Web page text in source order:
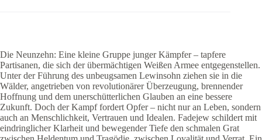
Die Neunzehn: Eine kleine Gruppe junger Kämpfer – tapfere
Partisanen, die sich der übermächtigen Weißen Armee entgegenstellen.
Unter der Führung des unbeugsamen Lewinsohn ziehen sie in die
Wälder, angetrieben von revolutionärer Überzeugung, brennender
Hoffnung und dem unerschütterlichen Glauben an eine bessere
Zukunft. Doch der Kampf fordert Opfer – nicht nur an Leben, sondern
auch an Menschlichkeit, Vertrauen und Idealen. Fadejew schildert mit
eindringlicher Klarheit und bewegender Tiefe den schmalen Grat